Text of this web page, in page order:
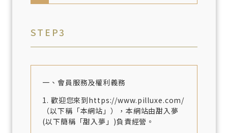
STEP3
一、會員服務及權利義務
1. 歡迎您來到https://www.pilluxe.com/
（以下稱「本網站」），本網站由甜入夢
(以下簡稱「甜入夢」)負責經營。